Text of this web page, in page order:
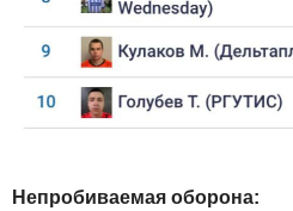
Непробиваемая оборона: